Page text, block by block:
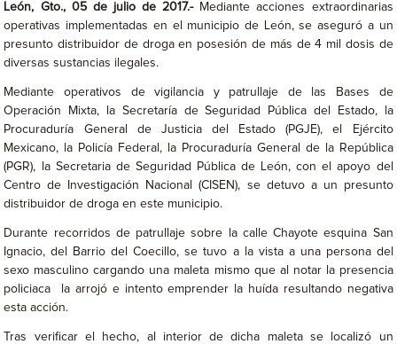
León, Gto., 05 de julio de 2017.-Mediante acciones extraordinarias
operativas implementadas en el municipio de León, se aseguró a un
presunto distribuidor de droga en posesión de más de 4 mil dosis de
diversas sustancias ilegales.
Mediante operativos de vigilancia y patrullaje de las Bases de
Operación Mixta, la Secretaría de Seguridad Pública del Estado, la
Procuraduría General de Justicia del Estado (PGJE), el Ejército
Mexicano, la Policía Federal, la Procuraduría General de la República
(PGR), la Secretaria de Seguridad Pública de León, con el apoyo del
Centro de Investigación Nacional (CISEN), se detuvo a un presunto
distribuidor de droga en este municipio.
Durante recorridos de patrullaje sobre la calle Chayote esquina San
Ignacio, del Barrio del Coecillo, se tuvo a la vista a una persona del
sexo masculino cargando una maleta mismo que al notar la presencia
policiaca la arrojó e intento emprender la huída resultando negativa
esta acción.
Tras verificar el hecho, al interior de dicha maleta se localizó un